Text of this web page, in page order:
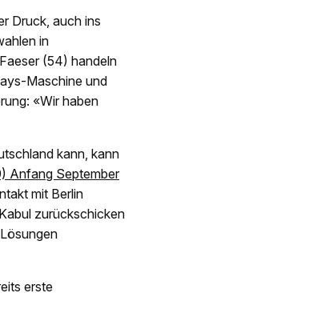
Druck, auch ins
in
(54) handeln
Maschine und
«Wir haben
kann, kann
Anfang September
mit Berlin
zurückschicken
erste